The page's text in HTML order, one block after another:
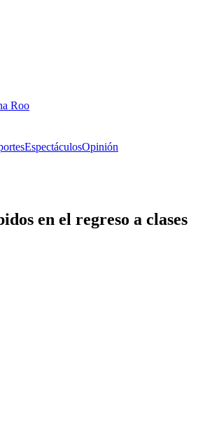
Roo
EspectáculosOpinión
en el regreso a clases